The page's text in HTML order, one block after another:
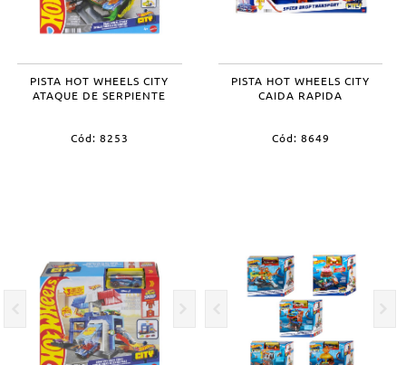
PISTA HOT WHEELS CITY
ATAQUE DE SERPIENTE
Cód: 8253
PISTA HOT WHEELS CITY
CAIDA RAPIDA
Cód: 8649